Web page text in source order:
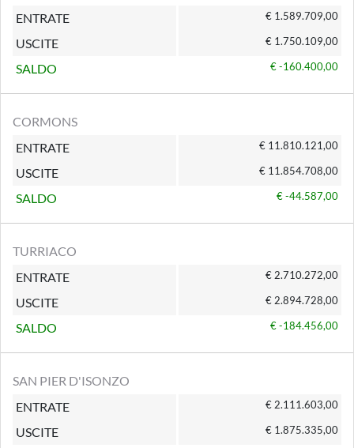
ENTRATE
€ 1.589.709,00
USCITE € 1.750.109,00
SALDO € -160.400,00
CORMONS
ENTRATE
€ 11.810.121,00
USCITE € 11.854.708,00
SALDO € -44.587,00
TURRIACO
ENTRATE
€ 2.710.272,00
USCITE € 2.894.728,00
SALDO € -184.456,00
SAN PIER D'ISONZO
ENTRATE
€ 2.111.603,00
USCITE € 1.875.335,00